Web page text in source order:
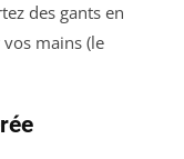
des gants en
mains (le